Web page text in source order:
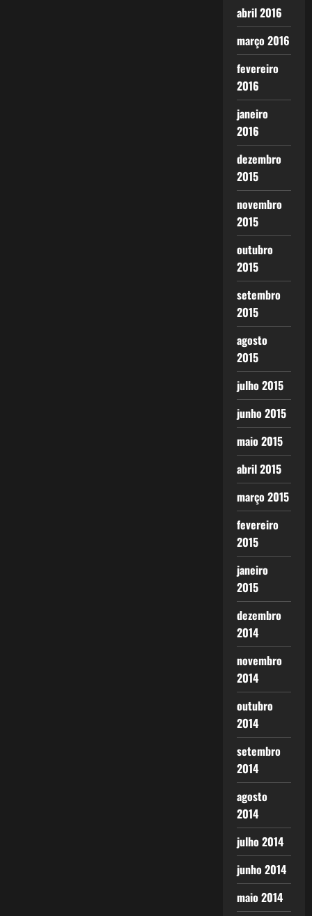
abril 2016
março 2016
fevereiro
2016
janeiro
2016
dezembro
2015
novembro
2015
outubro
2015
setembro
2015
agosto
2015
julho 2015
junho 2015
maio 2015
abril 2015
março 2015
fevereiro
2015
janeiro
2015
dezembro
2014
novembro
2014
outubro
2014
setembro
2014
agosto
2014
julho 2014
junho 2014
maio 2014